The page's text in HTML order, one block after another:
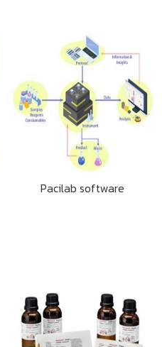
Pacilab software